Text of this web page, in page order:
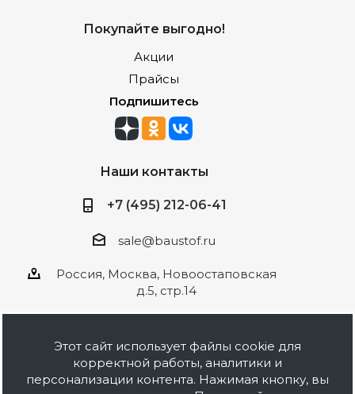
Покупайте выгодно!
Акции
Прайсы
Подпишитесь
Наши контакты
+7 (495) 212-06-41
sale@baustof.ru
Россия, Москва, Новоостаповская
д.5, стр.14
2026 © ООО Баустов. Собственное
производство лакокрасочной продукции,
Этот сайт использует файлы cookie для
корректной работы, аналитики и
персонализации контента. Нажимая кнопку, вы